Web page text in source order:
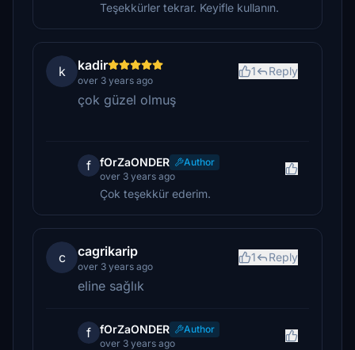
Teşekkürler tekrar. Keyifle kullanın.
k kadir
over 3 years ago
1 Reply
çok güzel olmuş
f fOrZaONDER
Author
over 3 years ago
Çok teşekkür ederim.
c cagrikarip
over 3 years ago
1 Reply
eline sağlık
f fOrZaONDER
Author
over 3 years ago